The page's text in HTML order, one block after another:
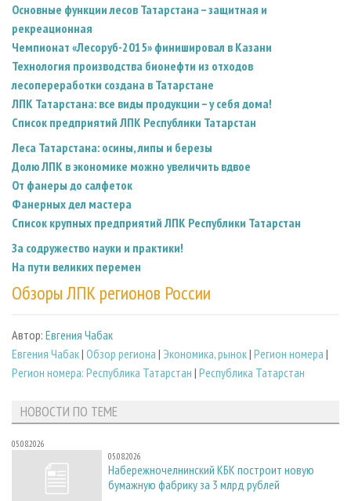
Основные функции лесов Татарстана – защитная и
рекреационная
Чемпионат «Лесоруб-2015» финишировал в Казани
Технология производства бионефти из отходов
лесопереработки создана в Татарстане
ЛПК Татарстана: все виды продукции – у себя дома!
Список предприятий ЛПК Республики Татарстан
Леса Татарстана: осины, липы и березы
Долю ЛПК в экономике можно увеличить вдвое
От фанеры до салфеток
Фанерных дел мастера
Список крупных предприятий ЛПК Республики Татарстан
За содружество науки и практики!
На пути великих перемен
Обзоры ЛПК регионов России
Автор: Евгения Чабак
Евгения Чабак| Обзор региона | Экономика, рынок| Регион номера |
Регион номера: Республика Татарстан | Республика Татарстан
НОВОСТИ ПО ТЕМЕ
05.08.2026
05.08.2026
Набережночелнинский КБК построит новую
бумажную фабрику за 3 млрд рублей